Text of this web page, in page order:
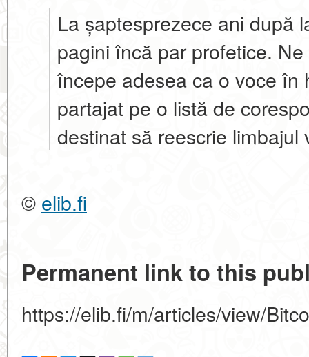
La șaptesprezece ani după
pagini încă par profetice.
începe adesea ca o voce
partajat pe o listă de
destinat să reescrie limbajul
© elib.fi
Permanent link to this
https://elib.fi/m/articles/view/